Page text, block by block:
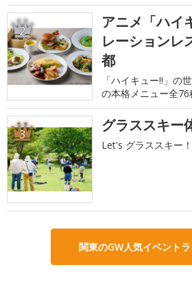
2
アニメ「ハイ
レーションレ
都
「ハイキュー!!」の
の本格メニュー全76
3 グラススキー
Let's グラススキー！
関東のGW人気イベント